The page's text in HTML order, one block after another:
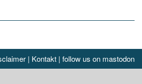
| Kontakt | follow us on mastodon